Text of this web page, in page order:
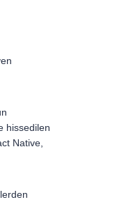
hissedilen
Native,